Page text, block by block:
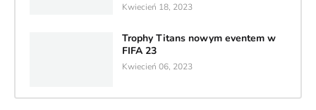
Kwiecień 18, 2023
Trophy Titans nowym eventem w
FIFA 23
Kwiecień 06, 2023